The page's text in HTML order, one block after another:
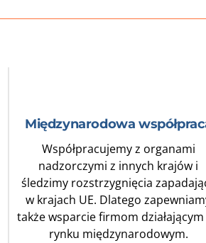
Międzynarodowa
Współpracujemy z organami
nadzorczymi z innych krajów i
śledzimy rozstrzygnięcia
w krajach UE. Dlatego
także wsparcie firmom działającym
rynku międzynarodowym.